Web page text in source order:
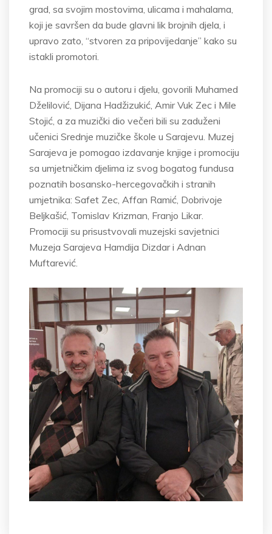
grad, sa svojim mostovima, ulicama i mahalama,
koji je savršen da bude glavni lik brojnih djela, i
upravo zato, “stvoren za pripovijedanje” kako su
istakli promotori.
Na promociji su o autoru i djelu, govorili Muhamed
Dželilović, Dijana Hadžizukić, Amir Vuk Zec i Mile
Stojić, a za muzički dio večeri bili su zaduženi
učenici Srednje muzičke škole u Sarajevu. Muzej
Sarajeva je pomogao izdavanje knjige i promociju
sa umjetničkim djelima iz svog bogatog fundusa
poznatih bosansko-hercegovačkih i stranih
umjetnika: Safet Zec, Affan Ramić, Dobrivoje
Beljkašić, Tomislav Krizman, Franjo Likar.
Promociji su prisustvovali muzejski savjetnici
Muzeja Sarajeva Hamdija Dizdar i Adnan
Muftarević.